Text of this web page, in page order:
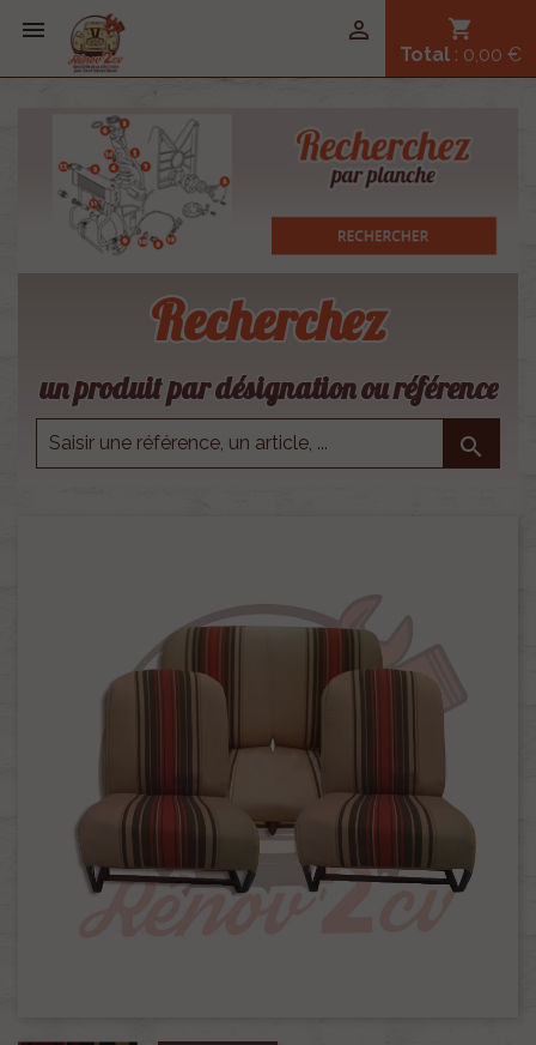
 shopping_cart
Total : 0,00 €

Recherchez
un produit par désignation ou référence
